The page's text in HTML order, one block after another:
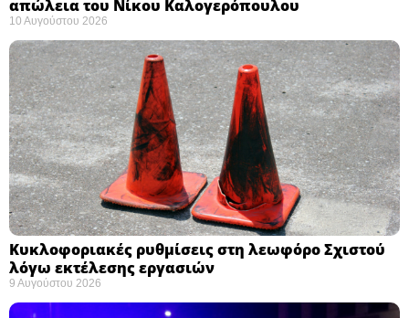
απώλεια του Νίκου Καλογερόπουλου ​
10 Αυγούστου 2026
Κυκλοφοριακές ρυθμίσεις στη λεωφόρο Σχιστού
λόγω εκτέλεσης εργασιών
9 Αυγούστου 2026